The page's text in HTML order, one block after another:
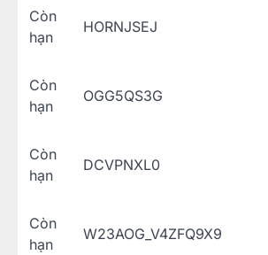
Còn
hạn
HORNJSEJ
Còn
hạn
OGG5QS3G
Còn
hạn
DCVPNXL0
Còn
hạn
W23AOG_V4ZFQ9X9